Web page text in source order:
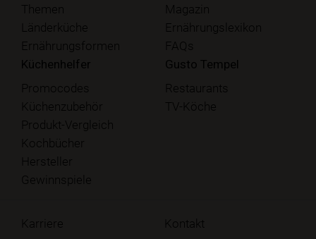
Themen
Länderküche
Ernährungsformen
Magazin
Ernährungslexikon
FAQs
Küchenhelfer
Promocodes
Küchenzubehör
Produkt-Vergleich
Kochbücher
Hersteller
Gewinnspiele
Gusto Tempel
Restaurants
TV-Köche
Karriere
Kontakt